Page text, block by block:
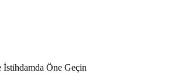
İstihdamda Öne Geçin